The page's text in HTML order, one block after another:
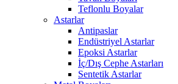
Teflonlu Boyalar
Astarlar
Antipaslar
Endüstriyel Astarlar
Epoksi Astarlar
İç/Dış Cephe Astarları
Sentetik Astarlar